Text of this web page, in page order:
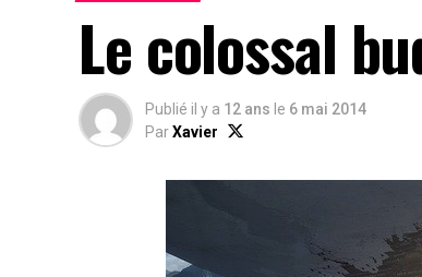
Le colossal
Publié il y a 12 ans le 6 mai 2014
ParXavier